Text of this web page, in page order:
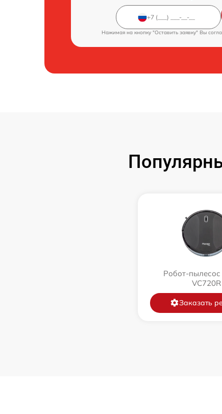
Нажимая на кнопку "Оставить заявку" Вы
Робот-пылесос
VC720R
Заказать